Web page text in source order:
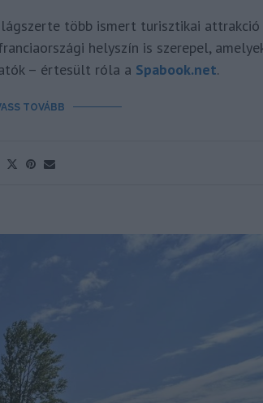
több ismert turisztikai attrakció
helyszín is szerepel,
– értesült róla a Spabook.net.
TOVÁBB